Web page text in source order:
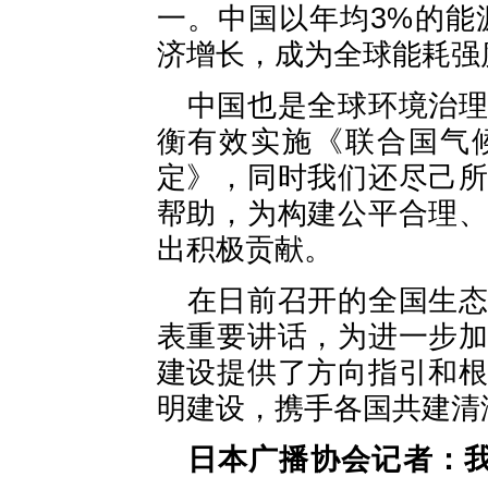
一。中国以年均3%的
济增长，成为全球能耗
中国也是全球环境治
衡有效实施《联合国气
定》，同时我们还尽己
帮助，为构建公平合理
出积极贡献。
在日前召开的全国生
表重要讲话，为进一步
建设提供了方向指引和
明建设，携手各国共建
日本广播协会记者：